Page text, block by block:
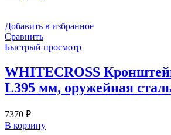
Добавить в избранное
Сравнить
Быстрый просмотр
WHITECROSS
L395 мм, оружейная
7370 ₽
В корзину